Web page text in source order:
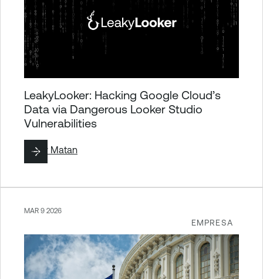
LeakyLooker: Hacking Google Cloud’s
Data via Dangerous Looker Studio
Vulnerabilities
ByLiv Matan
EMPRESA
MAR 9 2026